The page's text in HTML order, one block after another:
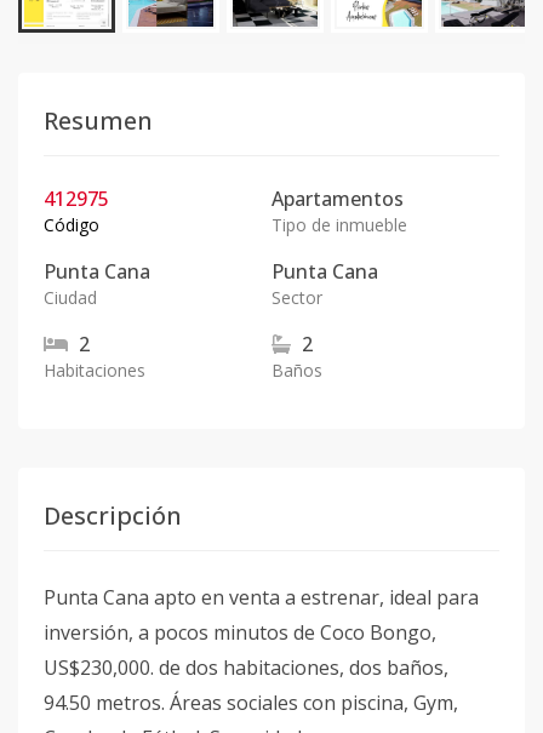
Resumen
412975
Código
Apartamentos
Tipo de inmueble
Punta Cana
Ciudad
Punta Cana
Sector
2
Habitaciones
2
Baños
Descripción
Punta Cana apto en venta a estrenar, ideal para
inversión, a pocos minutos de Coco Bongo,
US$230,000. de dos habitaciones, dos baños,
94.50 metros. Áreas sociales con piscina, Gym,